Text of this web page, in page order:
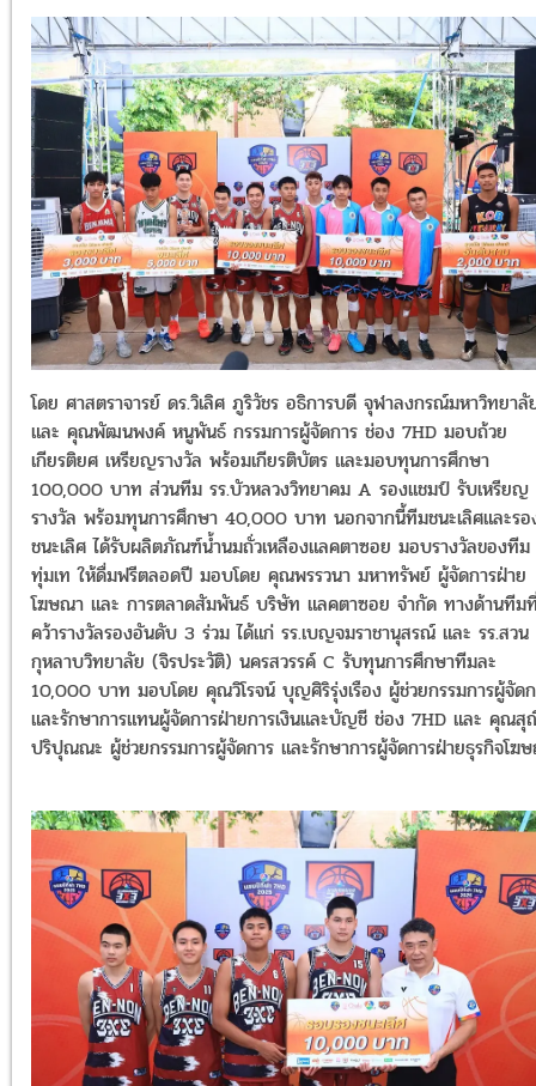
โดย ศาสตราจารย์ ดร.วิเลิศ ภูริวัชร อธิการบดี จุฬาลงกรณ์มหาวิทยาลั
และ คุณพัฒนพงค์ หนูพันธ์ กรรมการผู้จัดการ ช่อง 7HD มอบถ้วย
เกียรติยศ เหรียญรางวัล พร้อมเกียรติบัตร และมอบทุนการศึกษา
100,000 บาท ส่วนทีม รร.บัวหลวงวิทยาคม A รองแชมป์ รับเหรียญ
รางวัล พร้อมทุนการศึกษา 40,000 บาท นอกจากนี้ทีมชนะเลิศและรอ
ชนะเลิศ ได้รับผลิตภัณฑ์น้ำนมถั่วเหลืองแลคตาซอย มอบรางวัลของทีม
ทุ่มเท ให้ดื่มฟรีตลอดปี มอบโดย คุณพรรวนา มหาทรัพย์ ผู้จัดการฝ่าย
โฆษณา และ การตลาดสัมพันธ์ บริษัท แลคตาซอย จำกัด ทางด้านทีม
คว้ารางวัลรองอันดับ 3 ร่วม ได้แก่ รร.เบญจมราชานุสรณ์ และ รร.สวน
กุหลาบวิทยาลัย (จิรประวัติ) นครสวรรค์ C รับทุนการศึกษาทีมละ
10,000 บาท มอบโดย คุณวิโรจน์ บุญศิริรุ่งเรือง ผู้ช่วยกรรมการผู้จัด
และรักษาการแทนผู้จัดการฝ่ายการเงินและบัญชี ช่อง 7HD และ คุณ
ปริปุณณะ ผู้ช่วยกรรมการผู้จัดการ และรักษาการผู้จัดการฝ่ายธุรกิจโฆ